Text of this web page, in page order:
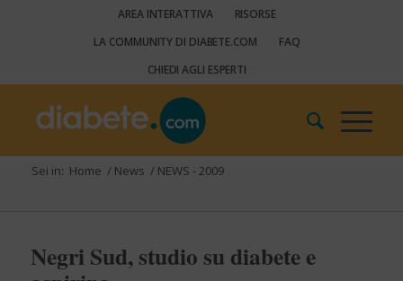
AREA INTERATTIVA
RISORSE
LA COMMUNITY DI DIABETE.COM
FAQ
CHIEDI AGLI ESPERTI
Sei in: Home / News / NEWS - 2009
Negri Sud, studio su diabete e